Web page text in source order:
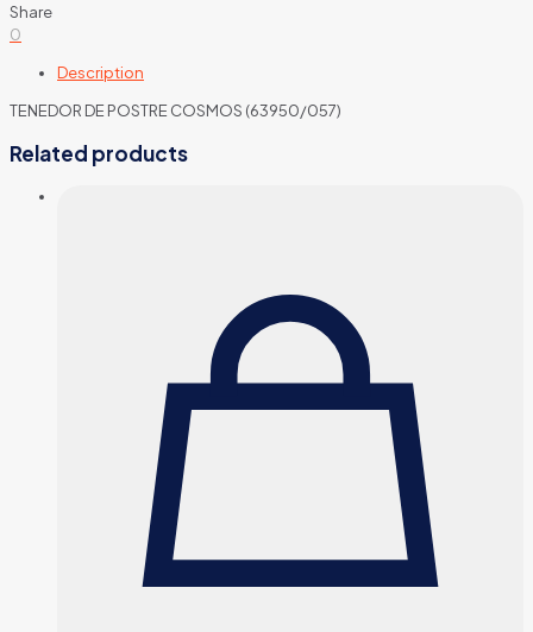
Share
0
Description
TENEDOR DE POSTRE COSMOS (63950/057)
Related products